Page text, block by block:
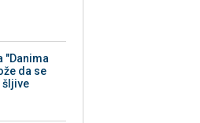
"Danima
da se
šljive